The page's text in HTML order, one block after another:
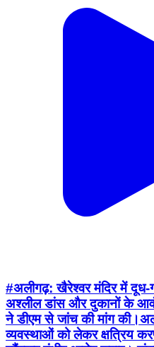
#अलीगढ़: खैरेश्वर मंदिर में दूध-
अश्लील डांस और दुकानों के
ने डीएम से जांच की मांग
व्यवस्थाओं को लेकर क्षत्रिय